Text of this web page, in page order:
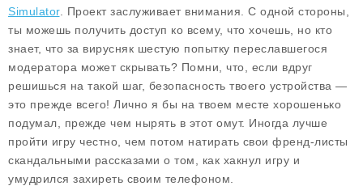
Simulator. Проект заслуживает внимания. С одной стороны,
ты можешь получить доступ ко всему, что хочешь, но кто
знает, что за вирусняк шестую попытку переславшегося
модератора может скрывать? Помни, что, если вдруг
решишься на такой шаг, безопасность твоего устройства —
это прежде всего! Лично я бы на твоем месте хорошенько
подумал, прежде чем нырять в этот омут. Иногда лучше
пройти игру честно, чем потом натирать свои френд-листы
скандальными рассказами о том, как хакнул игру и
умудрился захиреть своим телефоном.